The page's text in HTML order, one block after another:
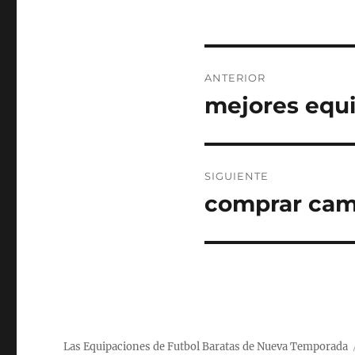
de
ANTERIOR
Entrada
mejores
SIGUIENTE
Entrada
comprar
Las Equipaciones de Futbol Baratas de Nueva Temporada